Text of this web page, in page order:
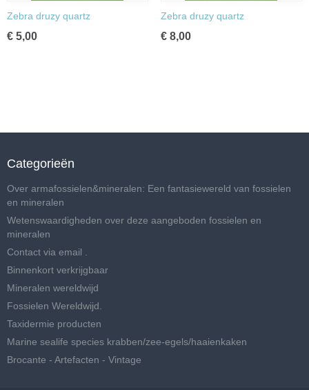
Zebra druzy quartz
€ 5,00
Zebra druzy quartz
€ 8,00
Categorieën
Over armafossielen&mineralen: Een fantasiewereld van fossielen
en mineralen
Wetenswaardigheden over deze aangeboden fossielen en
mineralen
Contact via email .
Binnenkort verkrijgbaar
Mineralen wereldwijd
Fossielen Wereldwijd.
Taxidermie producten
Marine sealife species krabben/zee-egels/haaienkaken
Brocante - Artefacten - Vintage